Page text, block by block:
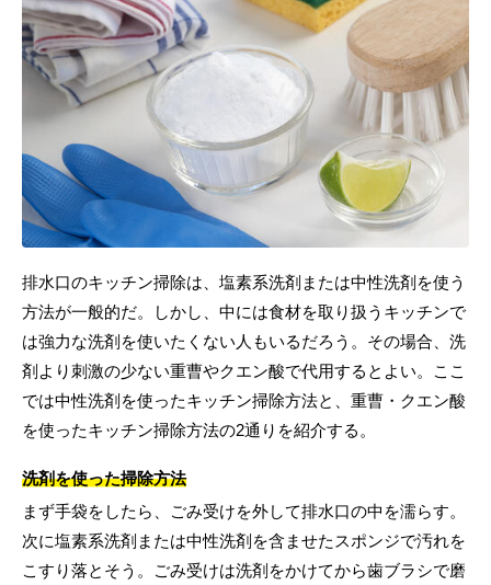
排水口のキッチン掃除は、塩素系洗剤または中性洗剤を使う
方法が一般的だ。しかし、中には食材を取り扱うキッチンで
は強力な洗剤を使いたくない人もいるだろう。その場合、洗
剤より刺激の少ない重曹やクエン酸で代用するとよい。ここ
では中性洗剤を使ったキッチン掃除方法と、重曹・クエン酸
を使ったキッチン掃除方法の2通りを紹介する。
洗剤を使った掃除方法
まず手袋をしたら、ごみ受けを外して排水口の中を濡らす。
次に塩素系洗剤または中性洗剤を含ませたスポンジで汚れを
こすり落とそう。ごみ受けは洗剤をかけてから歯ブラシで磨